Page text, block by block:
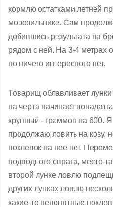
кормлю остатками летней
морозильнике. Сам
добившись результата на
рядом с ней. На 3-4 метрах
но ничего интересного нет.
Товарищ облавливает
на черта начинает
крупный - граммов на 600.
продолжаю ловить на козу,
поклевок на нее нет.
подводного оврага, место
второй лунке ловлю
других лунках ловлю
какие-то непонятные